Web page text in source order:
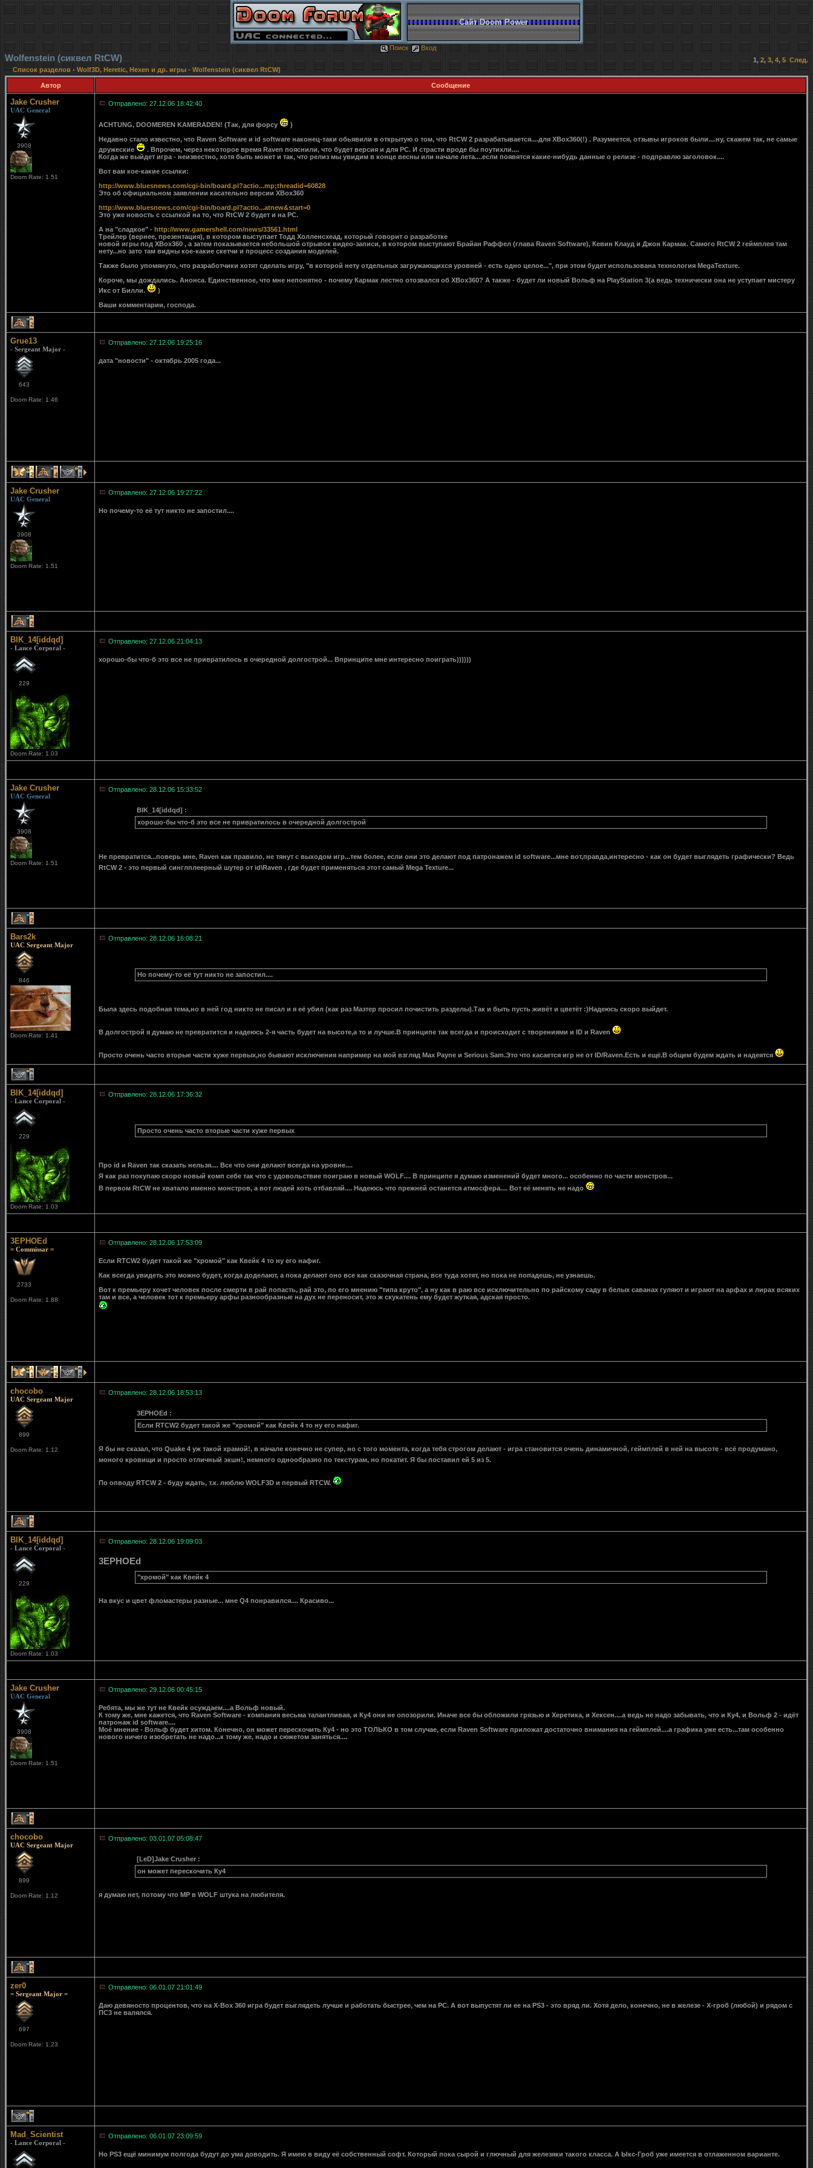
Сайт Doom Power
Поиск Вход
Wolfenstein (сиквел RtCW) 1, 2, 3, 4, 5 След.
Список разделов- Wolf3D, Heretic, Hexen и др. игры- Wolfenstein (сиквел RtCW)
Автор Сообщение
Jake Crusher
UAC General
3908
Doom Rate: 1.51
Отправлено: 27.12.06 18:42:40
ACHTUNG, DOOMEREN KAMERADEN! (Так, для форсу
)
Недавно стало известно, что Raven Software и id software наконец-таки обьявили в открытую о том, что RtCW 2 разрабатывается....для XBox360(!) . Разумеется, отзывы игроков были....ну, скажем так, не самые
дружеские
. Впрочем, через некоторое время Raven пояснили, что будет версия и для PC. И страсти вроде бы поутихли....
Когда же выйдет игра - неизвестно, хотя быть может и так, что релиз мы увидим в конце весны или начале лета....если появятся какие-нибудь данные о релизе - подправлю заголовок....
Вот вам кое-какие ссылки:
http://www.bluesnews.com/cgi-bin/board.pl?actio...mp;threadid=60828
Это об официальном заявлении касательно версии XBox360
http://www.bluesnews.com/cgi-bin/board.pl?actio...atnew&start=0
Это уже новость с ссылкой на то, что RtCW 2 будет и на PC.
А на "сладкое" - http://www.gamershell.com/news/33561.html
Трейлер (вернее, презентация), в котором выступает Тодд Холленсхеад, который говорит о разработке
новой игры под XBox360 , а затем показывается небольшой отрывок видео-записи, в котором выступают Брайан Раффел (глава Raven Software), Кевин Клауд и Джон Кармак. Самого RtCW 2 геймплея там
нету...но зато там видны кое-какие скетчи и процесс создания моделей.
Также было упомянуто, что разработчики хотят сделать игру, "в которой нету отдельных загружающихся уровней - есть одно целое...", при этом будет использована технология MegaTexture.
Короче, мы дождались. Анонса. Единственное, что мне непонятно - почему Кармак лестно отозвался об XBox360? А также - будет ли новый Вольф на PlayStation 3(а ведь технически она не уступает мистеру
Икс от Билли.
)
Ваши комментарии, господа.
2
Grue13
- Sergeant Major -
643
Doom Rate: 1.46
Отправлено: 27.12.06 19:25:16
дата "новости" - октябрь 2005 года...
2 4 1
Jake Crusher
UAC General
3908
Doom Rate: 1.51
Отправлено: 27.12.06 19:27:22
Но почему-то её тут никто не запостил....
2
BIK_14[iddqd]
- Lance Corporal -
229
Doom Rate: 1.03
Отправлено: 27.12.06 21:04:13
хорошо-бы что-б это все не привратилось в очередной долгострой... Впринципе мне интересно поиграть))))))
Jake Crusher
UAC General
3908
Doom Rate: 1.51
Отправлено: 28.12.06 15:33:52
BIK_14[iddqd] :
хорошо-бы что-б это все не привратилось в очередной долгострой
Не превратится...поверь мне, Raven как правило, не тянут с выходом игр...тем более, если они это делают под патронажем id software...мне вот,правда,интересно - как он будет выглядеть графически? Ведь
RtCW 2 - это первый синглплеерный шутер от id\Raven , где будет применяться этот самый Mega Texture...
2
Bars2k
UAC Sergeant Major
846
Doom Rate: 1.41
Отправлено: 28.12.06 16:08:21
Но почему-то её тут никто не запостил....
Была здесь подобная тема,но в ней год никто не писал и я её убил (как раз Мазтер просил почистить разделы).Так и быть пусть живёт и цветёт :)Надеюсь скоро выйдет.
В долгострой я думаю не превратится и надеюсь 2-я часть будет на высоте,а то и лучше.В принципе так всегда и происходит с творениями и ID и Raven
Просто очень часто вторые части хуже первых,но бывают исключения например на мой взгляд Max Payne и Serious Sam.Это что касается игр не от ID/Raven.Есть и ещё.В общем будем ждать и надеятся
1
BIK_14[iddqd]
- Lance Corporal -
229
Doom Rate: 1.03
Отправлено: 28.12.06 17:36:32
Просто очень часто вторые части хуже первых
Про id и Raven так сказать нельзя.... Все что они делают всегда на уровне....
Я как раз покупаю скоро новый комп себе так что с удовольствие поиграю в новый WOLF.... В принципе я думаю изменений будет много... особенно по части монстров...
В первом RtCW не хватало именно монстров, а вот людей хоть отбавляй.... Надеюсь что прежней останется атмосфера.... Вот её менять не надо
3EPHOEd
= Commissar =
2733
Doom Rate: 1.88
Отправлено: 28.12.06 17:53:09
Если RTCW2 будет такой же "хромой" как Квейк 4 то ну его нафиг.
Как всегда увидеть это можно будет, когда доделают, а пока делают оно все как сказочная страна, все туда хотят, но пока не попадешь, не узнаешь.
Вот к премьеру хочет человек после смерти в рай попасть, рай это, по его мнению "типа круто", а ну как в раю все исключительно по райскому саду в белых саванах гуляют и играют на арфах и лирах всяких
там и все, а человек тот к премьеру арфы разнообразные на дух не переносит, это ж скукатень ему будет жуткая, адская просто.
1 2 2
chocobo
UAC Sergeant Major
899
Doom Rate: 1.12
Отправлено: 28.12.06 18:53:13
3EPHOEd :
Если RTCW2 будет такой же "хромой" как Квейк 4 то ну его нафиг.
Я бы не сказал, что Quake 4 уж такой храмой!, в начале конечно не супер, но с того момента, когда тебя строгом делают - игра становится очень динамичной, геймплей в ней на высоте - всё продумано,
моного кровищи и просто отличный экшн!, немного однообразно по текстурам, но покатит. Я бы поставил ей 5 из 5.
По опводу RTCW 2 - буду ждать, т.к. люблю WOLF3D и первый RTCW.
2
BIK_14[iddqd]
- Lance Corporal -
229
Doom Rate: 1.03
Отправлено: 28.12.06 19:09:03
3EPHOEd
"хромой" как Квейк 4
На вкус и цвет фломастеры разные... мне Q4 понравился.... Красиво...
Jake Crusher
UAC General
3908
Doom Rate: 1.51
Отправлено: 29.12.06 00:45:15
Ребята, мы же тут не Квейк осуждаем....а Вольф новый.
К тому же, мне кажется, что Raven Software - компания весьма талантливая, и Ку4 они не опозорили. Иначе все бы обложили грязью и Херетика, и Хексен....а ведь не надо забывать, что и Ку4, и Вольф 2 - идёт
патронаж id software....
Моё мнение - Вольф будет хитом. Конечно, он может перескочить Ку4 - но это ТОЛЬКО в том случае, если Raven Software приложат достаточно внимания на геймплей....а графика уже есть...там особенно
нового ничего изобретать не надо...к тому же, надо и сюжетом заняться....
2
chocobo
UAC Sergeant Major
899
Doom Rate: 1.12
Отправлено: 03.01.07 05:08:47
[LeD]Jake Crusher :
он может перескочить Ку4
я думаю нет, потому что MP в WOLF штука на любителя.
2
zer0
= Sergeant Major =
697
Doom Rate: 1.23
Отправлено: 06.01.07 21:01:49
Даю девяносто процентов, что на X-Box 360 игра будет выглядеть лучше и работать быстрее, чем на РС. А вот выпустят ли ее на PS3 - это вряд ли. Хотя дело, конечно, не в железе - Х-гроб (любой) и рядом с
ПС3 не валялся.
1
Mad_Scientist
- Lance Corporal -
Отправлено: 06.01.07 23:09:59
Но PS3 ещё минимум полгода будут до ума доводить. Я имею в виду её собственный софт. Который пока сырой и глючный для железяки такого класса. А Ыкс-Гроб уже имеется в отлаженном варианте.